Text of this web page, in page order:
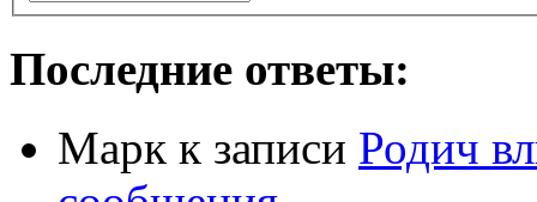
Последние ответы:
Марк к записи Родич